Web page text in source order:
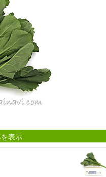
表示